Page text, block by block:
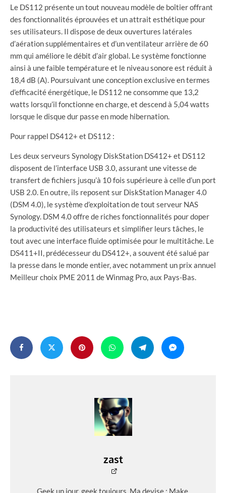
Le DS112 présente un tout nouveau modèle de boîtier offrant
des fonctionnalités éprouvées et un attrait esthétique pour
ses utilisateurs. Il dispose de deux ouvertures latérales
d’aération supplémentaires et d’un ventilateur arrière de 60
mm qui améliore le débit d’air global. Le système fonctionne
ainsi à une faible température et le niveau sonore est réduit à
18,4 dB (A). Poursuivant une conception exclusive en termes
d’efficacité énergétique, le DS112 ne consomme que 13,2
watts lorsqu’il fonctionne en charge, et descend à 5,04 watts
lorsque le disque dur passe en mode hibernation.
Pour rappel DS412+ et DS112 :
Les deux serveurs Synology DiskStation DS412+ et DS112
disposent de l’interface USB 3.0, assurant une vitesse de
transfert de fichiers jusqu’à 10 fois supérieure à celle d’un port
USB 2.0. En outre, ils reposent sur DiskStation Manager 4.0
(DSM 4.0), le système d’exploitation de tout serveur NAS
Synology. DSM 4.0 offre de riches fonctionnalités pour doper
la productivité des utilisateurs et simplifier leurs tâches, le
tout avec une interface fluide optimisée pour le multitâche. Le
DS411+II, prédécesseur du DS412+, a souvent été salué par
la presse dans le monde entier, avec notamment un prix annuel
Meilleur choix PME 2011 de Winmag Pro, aux Pays-Bas.
zast
Geek un jour, geek toujours. Ma devise : Make,